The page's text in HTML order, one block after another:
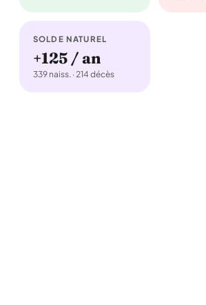
SOLDE NATUREL
+125 / an
339 naiss. · 214 décès